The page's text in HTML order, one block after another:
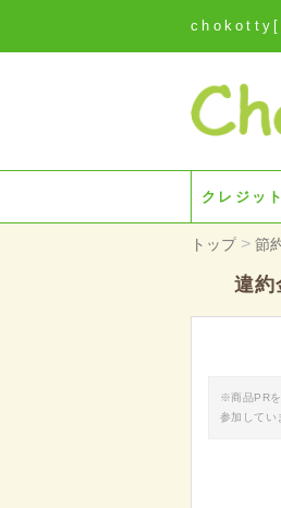
chokotty[
クレジッ
トップ > 節
違約
※商品PRを
参加してい